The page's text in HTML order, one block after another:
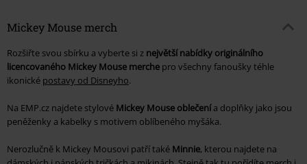
Mickey Mouse merch
Rozšiřte svou sbírku a vyberte si z největší nabídky originálního
licencovaného Mickey Mouse merche pro všechny fanoušky téhle
ikonické postavy od Disneyho.
Na EMP.cz najdete stylové Mickey Mouse oblečenía doplňky jako jsou
peněženky a kabelky s motivem oblíbeného myšáka.
Nerozlučně k Mickey Mousovi patří také Minnie, kterou najdete na